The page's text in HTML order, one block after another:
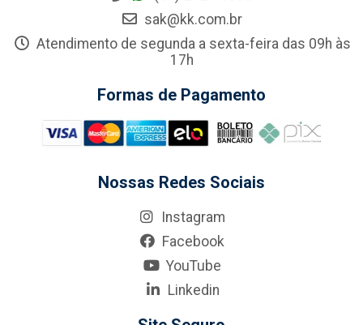
sak@kk.com.br
Atendimento de segunda a sexta-feira das 09h às
17h
Formas de Pagamento
Nossas Redes Sociais
Instagram
Facebook
YouTube
Linkedin